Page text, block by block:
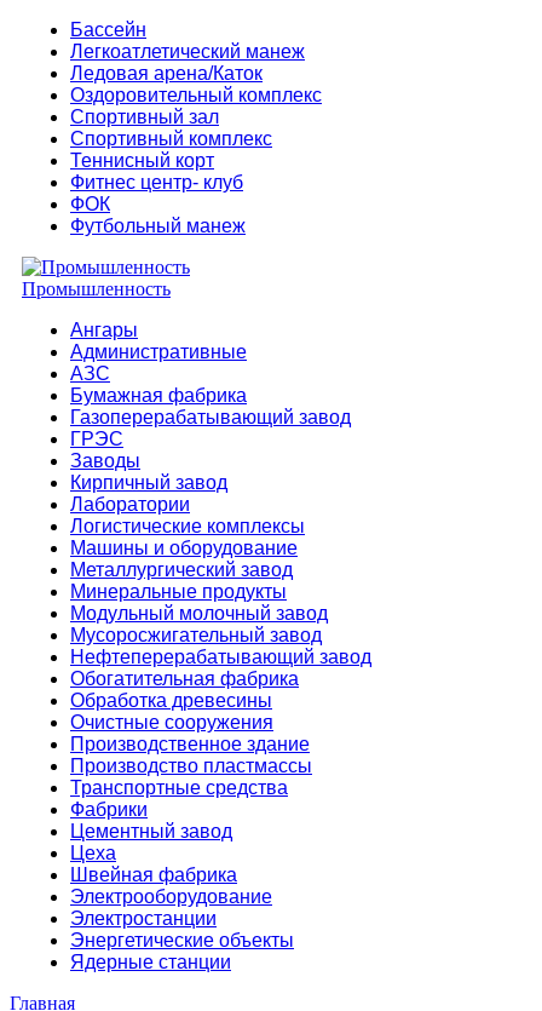
Бассейн
Легкоатлетический манеж
Ледовая арена/Каток
Оздоровительный комплекс
Спортивный зал
Спортивный комплекс
Теннисный корт
Фитнес центр- клуб
ФОК
Футбольный манеж
Промышленность
Ангары
Административные
АЗС
Бумажная фабрика
Газоперерабатывающий завод
ГРЭС
Заводы
Кирпичный завод
Лаборатории
Логистические комплексы
Машины и оборудование
Металлургический завод
Минеральные продукты
Модульный молочный завод
Мусоросжигательный завод
Нефтеперерабатывающий завод
Обогатительная фабрика
Обработка древесины
Очистные сооружения
Производственное здание
Производство пластмассы
Транспортные средства
Фабрики
Цементный завод
Цеха
Швейная фабрика
Электрооборудование
Электростанции
Энергетические объекты
Ядерные станции
Главная